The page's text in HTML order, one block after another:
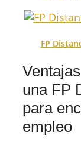
FP
una FP
para
empleo